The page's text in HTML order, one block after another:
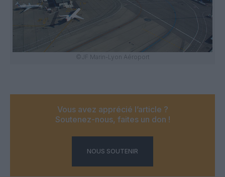
©JF Marin-Lyon Aéroport
Vous avez apprécié l’article ?
Soutenez-nous, faites un don !
NOUS SOUTENIR